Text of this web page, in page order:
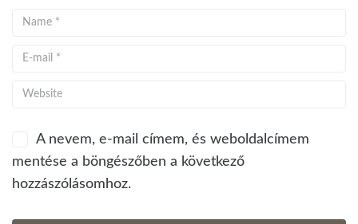
A nevem, e-mail címem, és weboldalcímem
mentése a böngészőben a következő
hozzászólásomhoz.